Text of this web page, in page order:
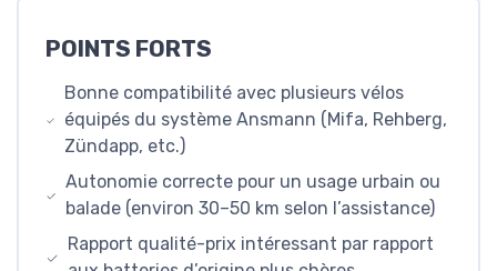
POINTS FORTS
Bonne compatibilité avec plusieurs vélos
équipés du système Ansmann (Mifa, Rehberg,
Zündapp, etc.)
Autonomie correcte pour un usage urbain ou
balade (environ 30–50 km selon l’assistance)
Rapport qualité-prix intéressant par rapport